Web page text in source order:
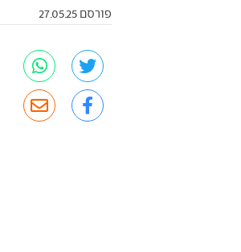
פורסם 27.05.25